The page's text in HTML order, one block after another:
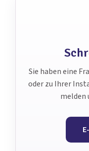
Sie haben eine
oder zu Ihrer
melden